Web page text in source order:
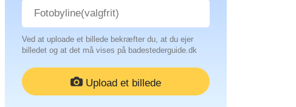
Ved at uploade et billede bekræfter du, at du ejer
billedet og at det må vises på badestederguide.dk
Upload et billede